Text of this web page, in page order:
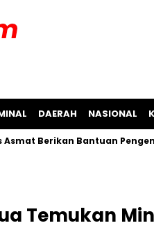
DAERAH NASIONAL
Bantuan
Temukan